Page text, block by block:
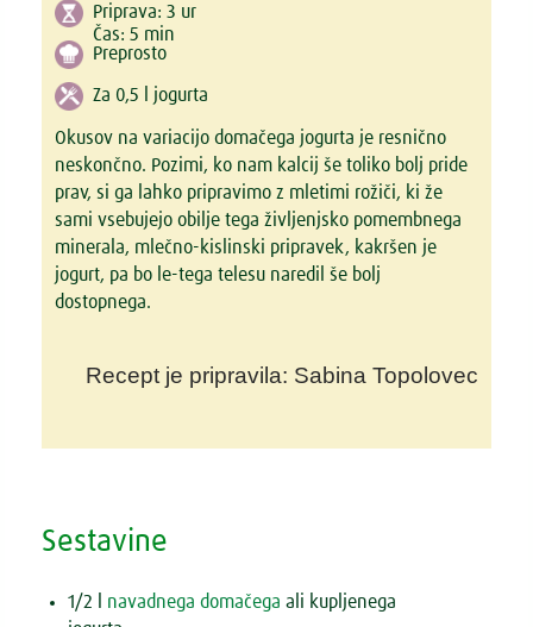
Priprava: 3 ur
Čas: 5 min
Preprosto
Za 0,5 l jogurta
Okusov na variacijo domačega jogurta je resnično
neskončno. Pozimi, ko nam kalcij še toliko bolj pride
prav, si ga lahko pripravimo z mletimi rožiči, ki že
sami vsebujejo obilje tega življenjsko pomembnega
minerala, mlečno-kislinski pripravek, kakršen je
jogurt, pa bo le-tega telesu naredil še bolj
dostopnega.
Recept je pripravila: Sabina Topolovec
Sestavine
1/2 l navadnega domačega ali kupljenega